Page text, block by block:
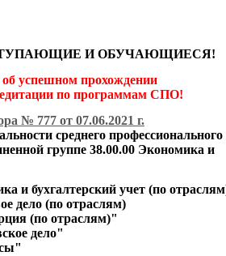
И ОБУЧАЮЩИЕСЯ!
успешном прохождении
по программам СПО!
№ 777 от 07.06.2021 г.
среднего профессионального
группе 38.00.00 Экономика и
и бухгалтерский учет (по
дело (по отраслям)
(по отраслям)"
дело"